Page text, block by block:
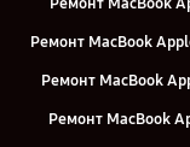
Ремонт MacBook
Ремонт MacBook
Ремонт MacBook